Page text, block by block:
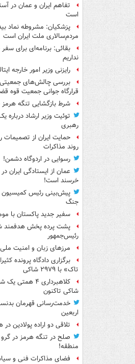
تفاهم ایران و عمان در
است
پزشکیان: مشروطه نماد
مردم‌سالاری ملت ایران است
بقائی: برنامه‌ای برای
نداریم
رایزنی وزیر امور خارجه
بررسی چالش‌های
قرارگاه جوانی جمعیت قوه
شرط بازگشایی تنگه
توئیت وزیر ارشاد درباره
رهبری
حمایت ایران از تصمیمات
روند مذاکرات
رسوایی در اردوگاه دشمن!
عمان از ایستادگی ایران
خرسند است!
پیش‌بینی رئیس کمیسیون
جنگ
سفیر جدید پاکستان با
پشت پرده پخش هدفمند
رئیس‌جمهور
مرزهای زبان و امنیت ملی
برگزاری دادگاه پرونده
تاک» با ۲۹۷۹ شاکی
شاکی تاکنون
خدمت‌رسانی قهرمان
اربعین
تلاقی دو اراده پولادین
صلح در تنگه هرمز در گرو
منطقه!
فضای مذاکرات فنی و